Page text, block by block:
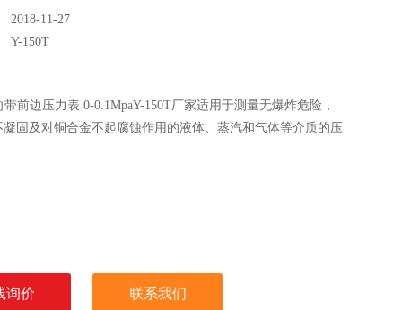
2018-11-27
Y-150T
带前边压力表 0-0.1MpaY-150T厂家适用于测量无爆炸危险，
凝固及对铜合金不起腐蚀作用的液体、蒸汽和气体等介质的压
询价 联系我们